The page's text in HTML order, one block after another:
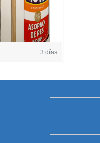
3 días